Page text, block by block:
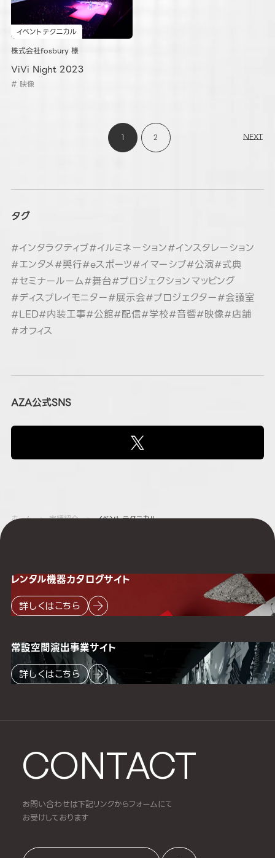
ホーム 実績紹介 イベントテクニカル
イベントテクニカル
株式会社fosbury 様
ViVi Night 2023
# 映像
1 2 NEXT
タグ
#インタラクティブ#イルミネーション#インスタレーション
#エンタメ#興行#eスポーツ#イマーシブ#公演#式典
#セミナールーム#舞台#プロジェクションマッピング
#ディスプレイモニター#展示会#プロジェクター#会議室
#LED#内装工事#公館#配信#学校#音響#映像#店舗
#オフィス
AZA公式SNS
CONTACT
お問い合わせは下記リンクからフォームにて
お受けしております
レンタル機器カタログサイト
詳しくはこちら
常設空間演出事業サイト
詳しくはこちら